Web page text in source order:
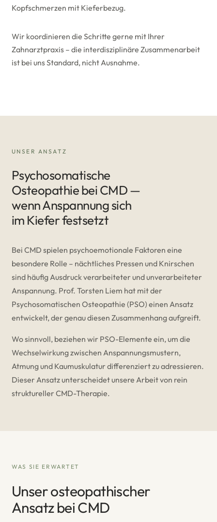
Kopfschmerzen mit Kieferbezug.
Wir koordinieren die Schritte gerne mit Ihrer
Zahnarztpraxis – die interdisziplinäre Zusammenarbeit
ist bei uns Standard, nicht Ausnahme.
UNSER ANSATZ
Psychosomatische
Osteopathie bei CMD —
wenn Anspannung sich
im Kiefer festsetzt
Bei CMD spielen psychoemotionale Faktoren eine
besondere Rolle – nächtliches Pressen und Knirschen
sind häufig Ausdruck verarbeiteter und unverarbeiteter
Anspannung. Prof. Torsten Liem hat mit der
Psychosomatischen Osteopathie (PSO) einen Ansatz
entwickelt, der genau diesen Zusammenhang aufgreift.
Wo sinnvoll, beziehen wir PSO-Elemente ein, um die
Wechselwirkung zwischen Anspannungsmustern,
Atmung und Kaumuskulatur differenziert zu adressieren.
Dieser Ansatz unterscheidet unsere Arbeit von rein
struktureller CMD-Therapie.
WAS SIE ERWARTET
Unser osteopathischer
Ansatz bei CMD